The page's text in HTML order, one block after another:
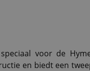
voor de
en biedt een